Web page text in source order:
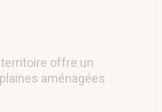
offre un
aménagées